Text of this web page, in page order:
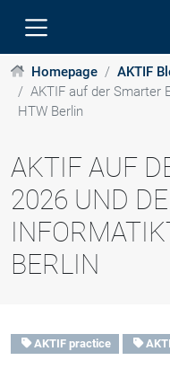
Homepage
AKTIF
AKTIF auf der Smarter
HTW Berlin
AKTIF AUF
2026 UND
BERLIN
AKTIF practice